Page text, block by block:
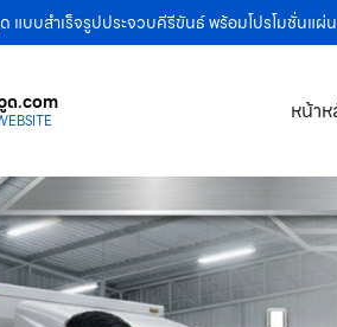
แบบสำเร็จรูปประจวบคีรีขันธ์ พร้อมโปรโมชั่นแ
ด.com หน้า